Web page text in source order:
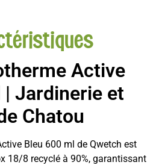
Active
| Jardinerie et
Chatou
Bleu 600 ml de Qwetch est
18/8 recyclé à 90%, garantissant